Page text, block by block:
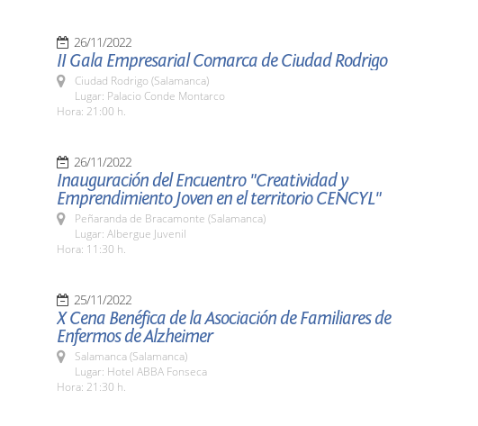
26/11/2022
II Gala Empresarial Comarca de Ciudad Rodrigo
Ciudad Rodrigo (Salamanca)
Lugar: Palacio Conde Montarco
Hora: 21:00 h.
26/11/2022
Inauguración del Encuentro "Creatividad y
Emprendimiento Joven en el territorio CENCYL"
Peñaranda de Bracamonte (Salamanca)
Lugar: Albergue Juvenil
Hora: 11:30 h.
25/11/2022
X Cena Benéfica de la Asociación de Familiares de
Enfermos de Alzheimer
Salamanca (Salamanca)
Lugar: Hotel ABBA Fonseca
Hora: 21:30 h.